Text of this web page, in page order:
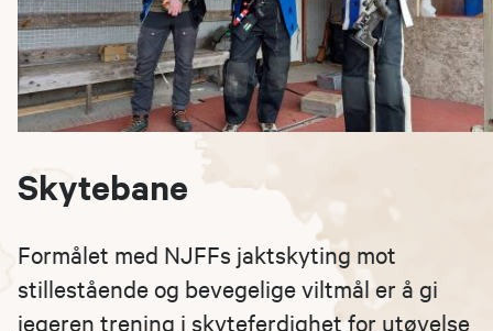
Skytebane
Formålet med NJFFs jaktskyting mot
stillestående og bevegelige viltmål er å gi
jegeren trening i skyteferdighet for utøvelse